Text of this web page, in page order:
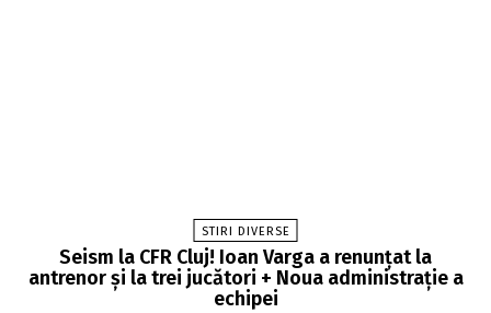
STIRI DIVERSE
Seism la CFR Cluj! Ioan Varga a renunțat la
antrenor și la trei jucători + Noua administrație a
echipei